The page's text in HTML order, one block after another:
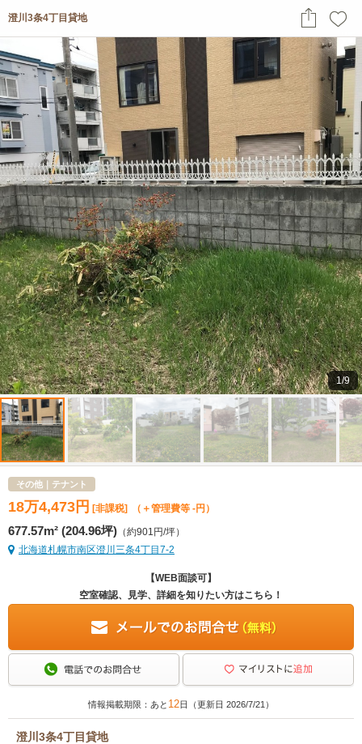
1/9
澄川3条4丁目貸地
その他｜テナント
18万4,473 円 [非課税] （＋管理費等 -円）
677.57m² (204.96坪) （約901円/坪）
北海道札幌市南区澄川三条4丁目7-2
【WEB面談可】
空室確認、見学、詳細を知りたい方はこちら！
情報掲載期限：あと 12日（更新日 2026/7/21）
澄川3条4丁目貸地